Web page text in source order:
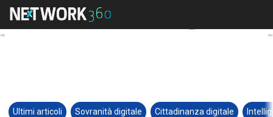
Ultimi articoli Sovranità digitale Cittadinanza digitale